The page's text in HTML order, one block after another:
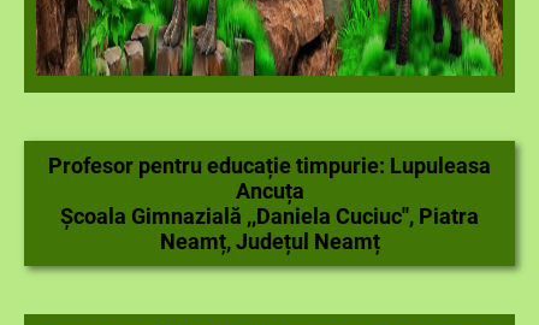
Profesor pentru educație timpurie: Lupuleasa
Ancuța
Școala Gimnazială ,,Daniela Cuciuc'', Piatra
Neamț, Județul Neamț